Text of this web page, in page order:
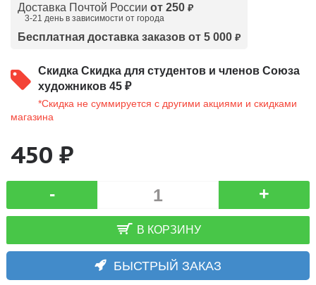
Доставка Почтой России от 250 ₽
3-21 день в зависимости от города
Бесплатная доставка заказов от 5 000 ₽
Скидка Скидка для студентов и членов Союза
художников 45 ₽
*Скидка не суммируется с другими акциями и скидками
магазина
450 ₽
- +
В КОРЗИНУ
БЫСТРЫЙ ЗАКАЗ